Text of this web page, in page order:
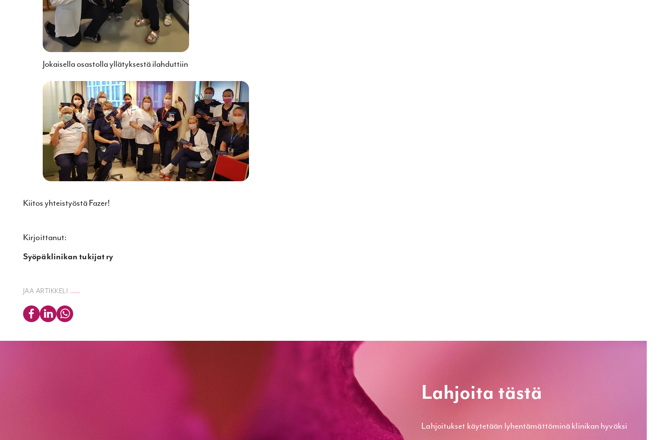
Jokaisella osastolla yllätyksestä ilahduttiin
Kiitos yhteistyöstä Fazer!
Kirjoittanut:
Syöpäklinikan tukijat ry
JAA ARTIKKELI
Lahjoita tästä
Lahjoitukset käytetään lyhentämät­töminä klinikan hyväksi